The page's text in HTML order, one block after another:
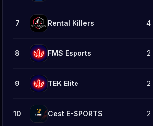
7 Rental Killers 4
8 FMS Esports 2
9 TEK Elite 2
10 Cest E-SPORTS 2